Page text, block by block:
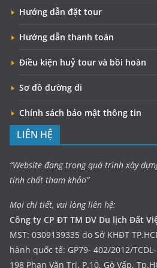
Hướng dẫn đặt tour
Hướng dẫn thanh toán
Điều kiện huỷ tour và bồi hoàn
Sơ đồ đường đi
Chính sách bảo mật thông tin
LIÊN HỆ
“Website đang trong quá trình xây
tính chất tham khảo”
Mọi chi tiết, vui lòng liên hệ:
Công ty CP ĐT TM DV Du lịch Đất
MST: 0309139335 do Sở KHĐT
hành quốc tế: GP79- 402/2012/TCDL-
198 Phan Văn Trị, P.10, Gò Vấp,